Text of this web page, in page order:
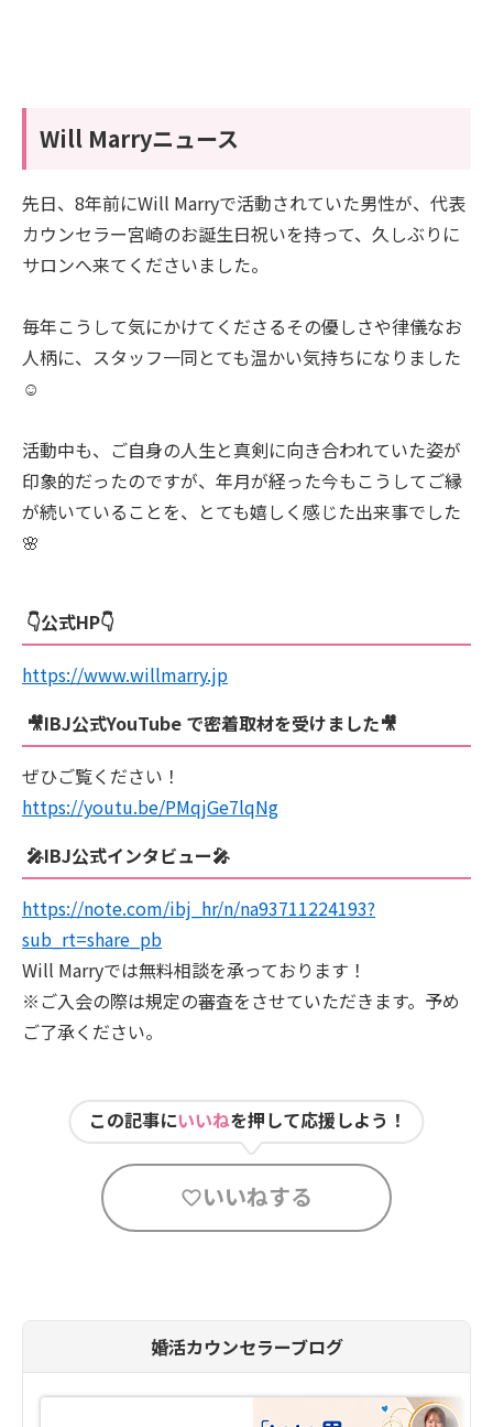
Will Marryニュース
先日、8年前にWill Marryで活動されていた男性が、代表
カウンセラー宮崎のお誕生日祝いを持って、久しぶりに
サロンへ来てくださいました。
毎年こうして気にかけてくださるその優しさや律儀なお
人柄に、スタッフ一同とても温かい気持ちになりました
☺️
活動中も、ご自身の人生と真剣に向き合われていた姿が
印象的だったのですが、年月が経った今もこうしてご縁
が続いていることを、とても嬉しく感じた出来事でした
🌸
👇公式HP👇
https://www.willmarry.jp
🎥IBJ公式YouTube で密着取材を受けました🎥
ぜひご覧ください！
https://youtu.be/PMqjGe7lqNg
🎤IBJ公式インタビュー🎤
https://note.com/ibj_hr/n/na93711224193?
sub_rt=share_pb
Will Marryでは無料相談を承っております！
※ご入会の際は規定の審査をさせていただきます。予め
ご了承ください。
この記事にいいねを押して応援しよう！
いいねする
婚活カウンセラーブログ